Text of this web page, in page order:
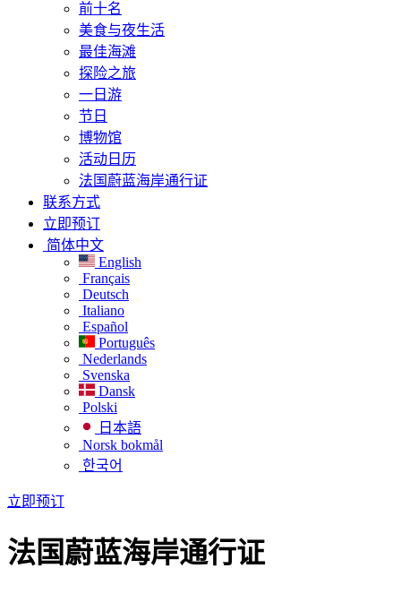
前十名
美食与夜生活
最佳海滩
探险之旅
一日游
节日
博物馆
活动日历
法国蔚蓝海岸通行证
联系方式
立即预订
简体中文
English
Français
Deutsch
Italiano
Español
Português
Nederlands
Svenska
Dansk
Polski
日本語
Norsk bokmål
한국어
立即预订
法国蔚蓝海岸通行证